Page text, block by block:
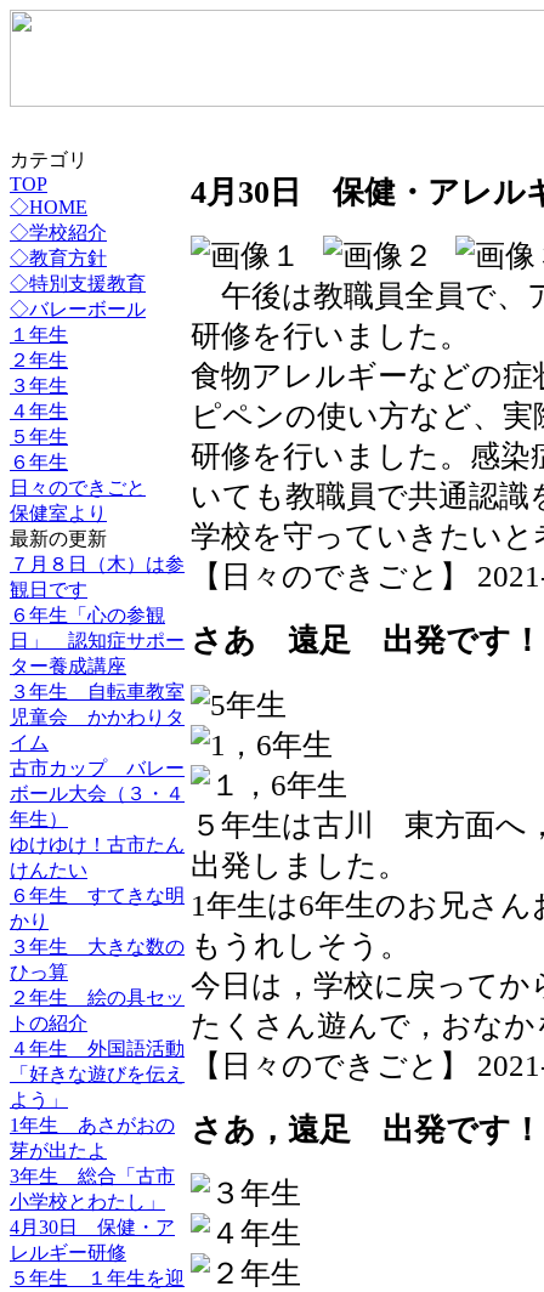
カテゴリ
TOP
◇HOME
◇学校紹介
◇教育方針
◇特別支援教育
◇バレーボール
１年生
２年生
３年生
４年生
５年生
６年生
日々のできごと
保健室より
最新の更新
７月８日（木）は参
観日です
６年生「心の参観
日」 認知症サポー
ター養成講座
３年生 自転車教室
児童会 かかわりタ
イム
古市カップ バレー
ボール大会（３・４
年生）
ゆけゆけ！古市たん
けんたい
６年生 すてきな明
かり
３年生 大きな数の
ひっ算
２年生 絵の具セッ
トの紹介
４年生 外国語活動
「好きな遊びを伝え
よう」
1年生 あさがおの
芽が出たよ
3年生 総合「古市
小学校とわたし」
4月30日 保健・ア
レルギー研修
５年生 １年生を迎
4月30日 保健・アレル
午後は教職員全員で、
研修を行いました。
食物アレルギーなどの
ピペンの使い方など、
研修を行いました。感
いても教職員で共通認
学校を守っていきたい
【日々のできごと】
さあ 遠足 出発です
５年生は古川 東方面へ
出発しました。
1年生は6年生のお兄さ
もうれしそう。
今日は，学校に戻って
たくさん遊んで，おな
【日々のできごと】
さあ，遠足 出発です！